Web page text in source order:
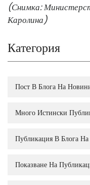
(Снимка:
Каролина)
Категория
Пост В Блога На
Много Истински
Публикация В Блога
Показване На